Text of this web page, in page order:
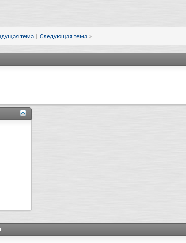
тема Следующая тема »